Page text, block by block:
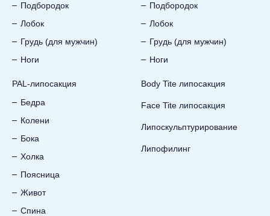
Подбородок
Лобок
Грудь (для мужчин)
Ноги
PAL-липосакция
Бедра
Колени
Бока
Холка
Поясница
Живот
Спина
Подбородок
Лобок
Грудь (для мужчин)
Ноги
Body Tite липосакция
Face Tite липосакция
Липоскульптурирование
Липофилинг